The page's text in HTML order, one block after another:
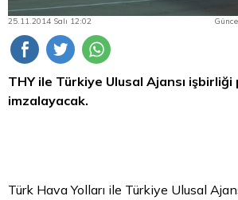
25.11.2014 Salı 12:02
THY ile Türkiye Ulusal Ajansı
imzalayacak.
Türk Hava Yolları ile Türkiye Ulusal